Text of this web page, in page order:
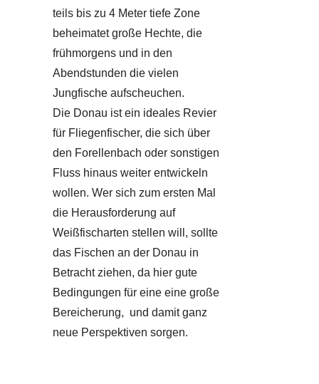
teils bis zu 4 Meter tiefe Zone
beheimatet große Hechte, die
frühmorgens und in den
Abendstunden die vielen
Jungfische aufscheuchen.
Die Donau ist ein ideales Revier
für Fliegenfischer, die sich über
den Forellenbach oder sonstigen
Fluss hinaus weiter entwickeln
wollen. Wer sich zum ersten Mal
die Herausforderung auf
Weißfischarten stellen will, sollte
das Fischen an der Donau in
Betracht ziehen, da hier gute
Bedingungen für eine eine große
Bereicherung, und damit ganz
neue Perspektiven sorgen.